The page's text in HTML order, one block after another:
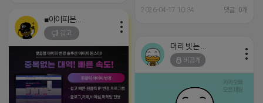
2026-04-17 10:34 댓글: 0개
■아이피몬스터■
광고
비공개